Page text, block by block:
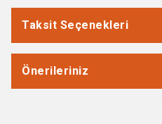
Taksit Seçenekleri
Önerileriniz